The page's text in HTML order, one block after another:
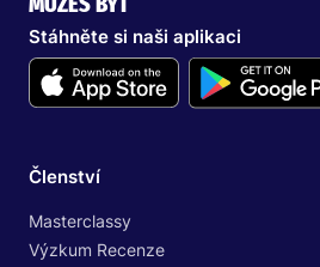
Stáhněte si naši aplikaci
Členství
Masterclassy
Výzkum Recenze